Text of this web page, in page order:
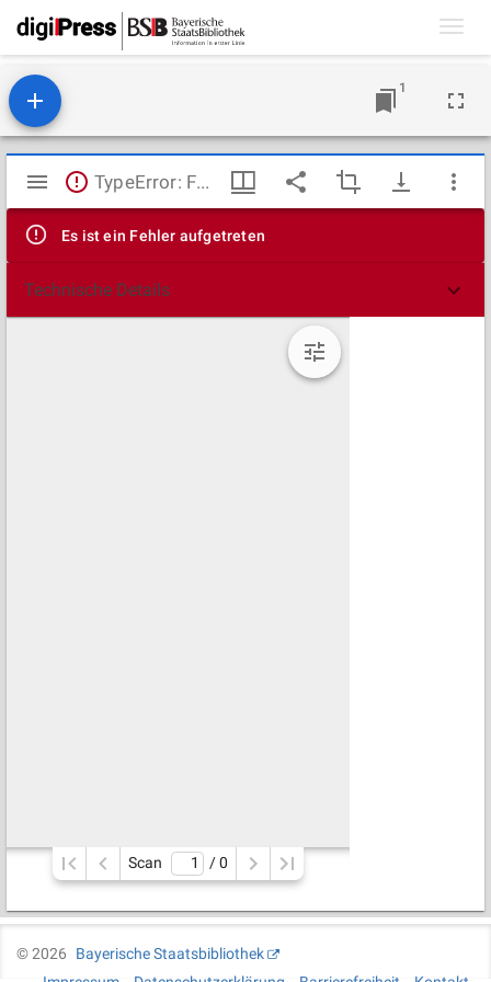
1
Mirador
Viewer
TypeError: Failed to fetch
Es ist ein Fehler aufgetreten
Technische Details
Scan / 0
©2026
Bayerische Staatsbibliothek